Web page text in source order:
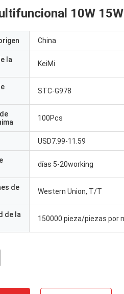
10W 15W
China
la
KeiMi
STC-G978
100Pcs
USD7.99-11.59
días 5-20working
de
Western Union, T/T
de la
150000 pieza/piezas por